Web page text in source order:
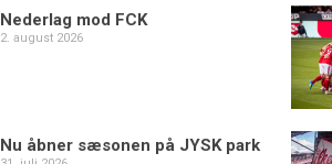
Nederlag mod FCK
2. august 2026
Nu åbner sæsonen på JYSK park